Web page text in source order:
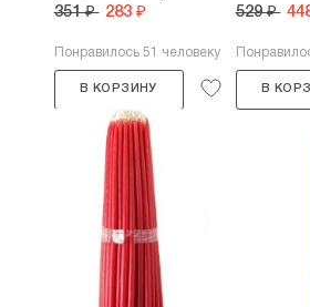
351 ₽ 283 ₽
Понравилось 51 человеку
В КОРЗИНУ
529 ₽
В